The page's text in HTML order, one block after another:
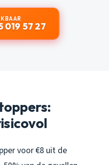
019 57 27
voor €8 uit de